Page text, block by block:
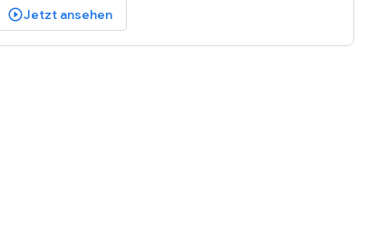
play_circle_outlinedJetzt ansehen